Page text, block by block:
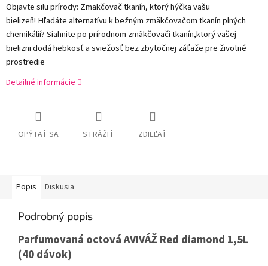
Objavte silu prírody: Zmäkčovač tkanín, ktorý hýčka vašu
bielizeň! Hľadáte alternatívu k bežným zmäkčovačom tkanín plných
chemikálií? Siahnite po prírodnom zmäkčovači tkanín,ktorý vašej
bielizni dodá hebkosť a sviežosť bez zbytočnej záťaže pre životné
prostredie
Detailné informácie
OPÝTAŤ SA STRÁŽIŤ ZDIEĽAŤ
Popis Diskusia
Podrobný popis
Parfumovaná octová AVIVÁŽ Red diamond 1,5L
(40 dávok)